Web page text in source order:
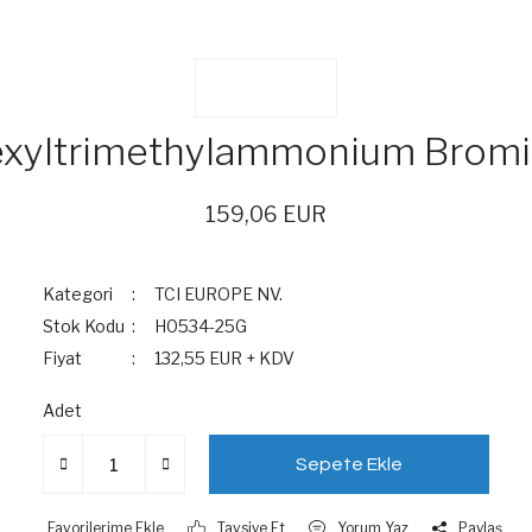
159,06 EUR
Kategori
TCI EUROPE NV.
Stok Kodu
H0534-25G
Fiyat
132,55 EUR + KDV
Adet
Sepete Ekle
Tavsiye Et Yorum Yaz Paylaş